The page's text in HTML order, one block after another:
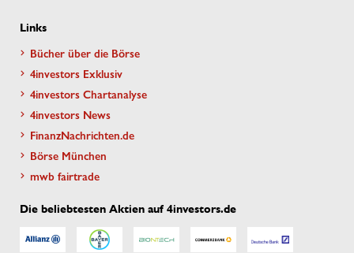
Links
Bücher über die Börse
4investors Exklusiv
4investors Chartanalyse
4investors News
FinanzNachrichten.de
Börse München
mwb fairtrade
Die beliebtesten Aktien auf 4investors.de